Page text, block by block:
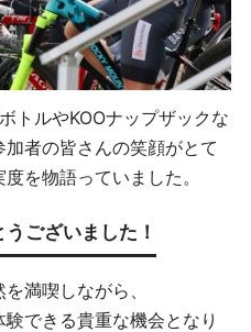
トルやKOOナップザックな
者の皆さんの笑顔がとて
を物語っていました。
ございました！
満喫しながら、
できる貴重な機会となり